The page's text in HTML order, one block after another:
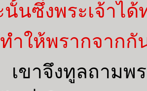
นั้นซึ่งพระเจ้
ำให้พรากจากกั
ขาจึงทูลถามพ